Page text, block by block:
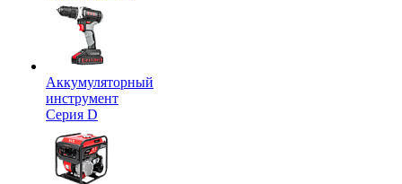
Аккумуляторный
инструмент
Серия D